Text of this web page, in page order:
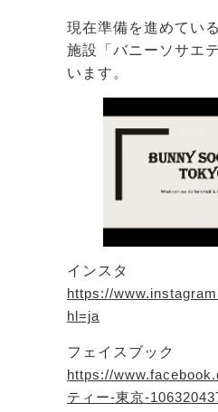
現在準備を進めてい
施設「バニーソサエ
います。
インスタ
https://
hl=ja
フェイスブック
https://
ティー-東京-